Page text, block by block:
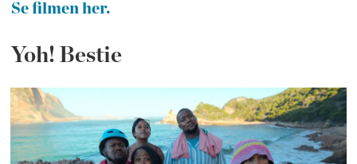
Se filmen her.
Yoh! Bestie